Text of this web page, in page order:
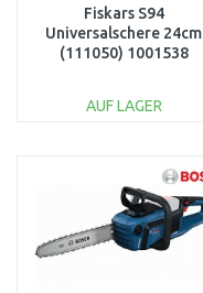
Fiskars S94
Universalschere 24cm
(111050) 1001538
AUF LAGER
Vergleichen